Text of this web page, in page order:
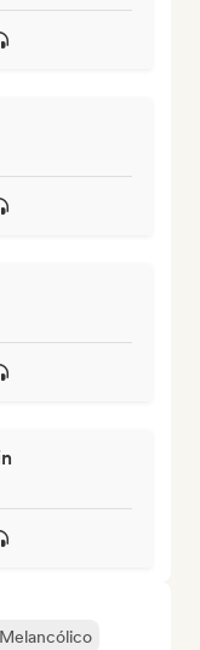
Melancólico